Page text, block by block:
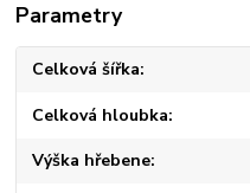
Parametry
Celková šířka
Celková hloubka
Výška hřebene